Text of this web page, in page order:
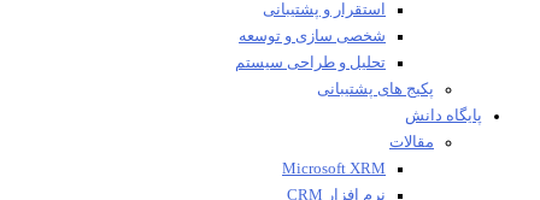
استقرار و پشتیبانی
شخصی سازی و توسعه
تحلیل و طراحی سیستم
پکیج های پشتیبانی
پایگاه دانش
مقالات
Microsoft XRM
نرم افزار CRM